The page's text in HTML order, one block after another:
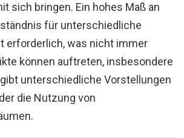
sich bringen. Ein hohes Maß an
für unterschiedliche
erforderlich, was nicht immer
können auftreten, insbesondere
unterschiedliche Vorstellungen
die Nutzung von